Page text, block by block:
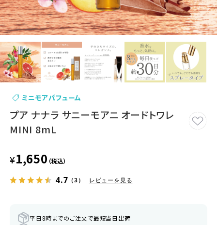
ミニモアパフューム
プア ナナラ サニーモアニ オードトワレ
MINI 8mL
¥1,650 （税込）
4.7 （3） レビューを見る
平日8時までのご注文で最短当日出荷